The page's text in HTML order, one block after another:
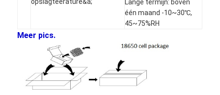
Nieuws
Chat Nu
Lange termijn: boven
één maand -10~30℃,
45~75%RH
Meer pics.